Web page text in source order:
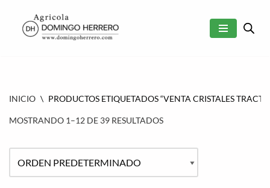
SALTAR
INICIO \ PRODUCTOS ETIQUETADOS “VENTA CRISTALES
MOSTRANDO 1–12 DE 39 RESULTADOS